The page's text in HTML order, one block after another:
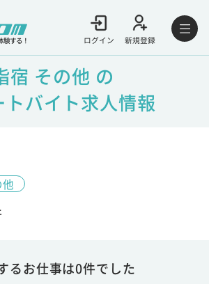
験する！ ログイン 新規登録
宿 その他 の
トバイト求人情報
るお仕事は0件でした